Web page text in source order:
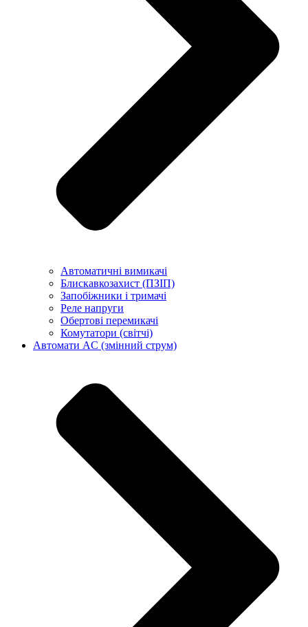
Автоматичні вимикачі
Блискавкозахист (ПЗІП)
Запобіжники і тримачі
Реле напруги
Обертові перемикачі
Комутатори (світчі)
Автомати AC (змінний струм)